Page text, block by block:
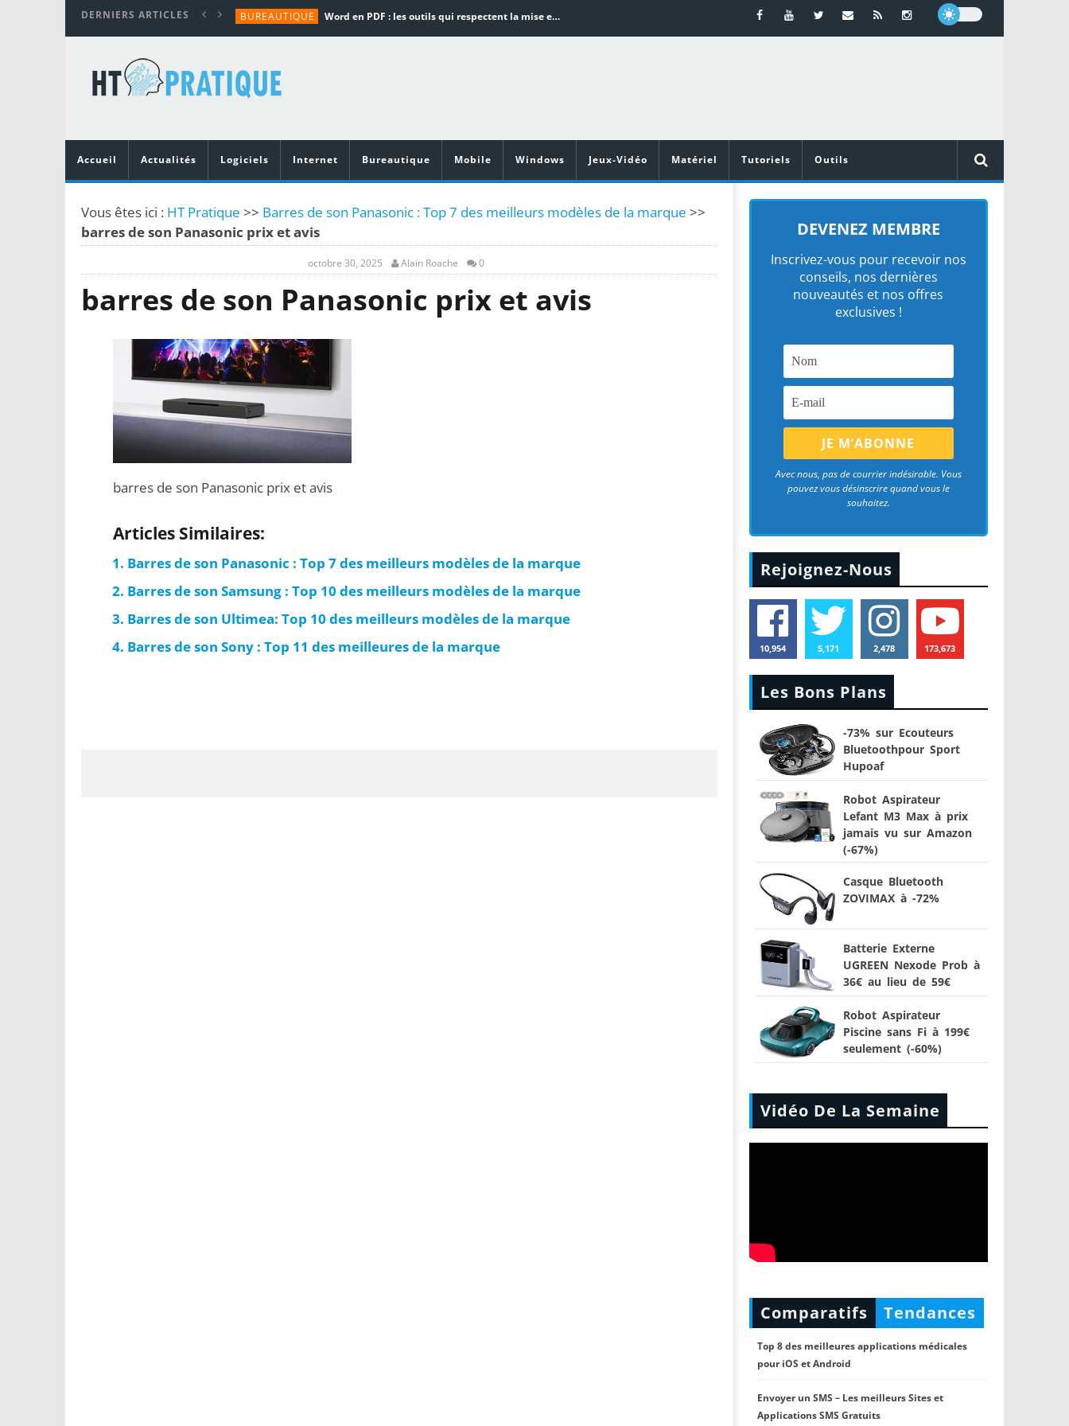
DERNIERS ARTICLES BUREAUTIQUE Word en PDF : les outils qui respectent la mise en page
TUTORIALS
MATÉRIEL
Vidéoprojecteurs Asus : Top 6 des meilleurs modèles de la marque
Accueil
Actualités Logiciels Internet Bureautique Mobile Windows Jeux-Vidéo Matériel Tutoriels Outils
Vous êtes ici : HT Pratique >> Barres de son Panasonic : Top 7 des meilleurs modèles de la marque >>
barres de son Panasonic prix et avis
octobre 30, 2025 Alain Roache 0
barres de son Panasonic prix et avis
barres de son Panasonic prix et avis
Articles Similaires:
Barres de son Panasonic : Top 7 des meilleurs modèles de la marque
Barres de son Samsung : Top 10 des meilleurs modèles de la marque
Barres de son Ultimea: Top 10 des meilleurs modèles de la marque
Barres de son Sony : Top 11 des meilleures de la marque
DEVENEZ MEMBRE
Inscrivez-vous pour recevoir nos
conseils, nos dernières
nouveautés et nos offres
exclusives !
Avec nous, pas de courrier indésirable. Vous
pouvez vous désinscrire quand vous le
souhaitez.
Rejoignez-Nous
10,954 5,171 2,478 173,673
Les Bons Plans
-73% sur Ecouteurs
Bluetoothpour Sport
Hupoaf
Robot Aspirateur
Lefant M3 Max à prix
jamais vu sur Amazon
(-67%)
Casque Bluetooth
ZOVIMAX à -72%
Batterie Externe
UGREEN Nexode Prob à
36€ au lieu de 59€
Robot Aspirateur
Piscine sans Fi à 199€
seulement (-60%)
Vidéo De La Semaine
Comparatifs Tendances
Top 8 des meilleures applications médicales
pour iOS et Android
Envoyer un SMS – Les meilleurs Sites et
Applications SMS Gratuits